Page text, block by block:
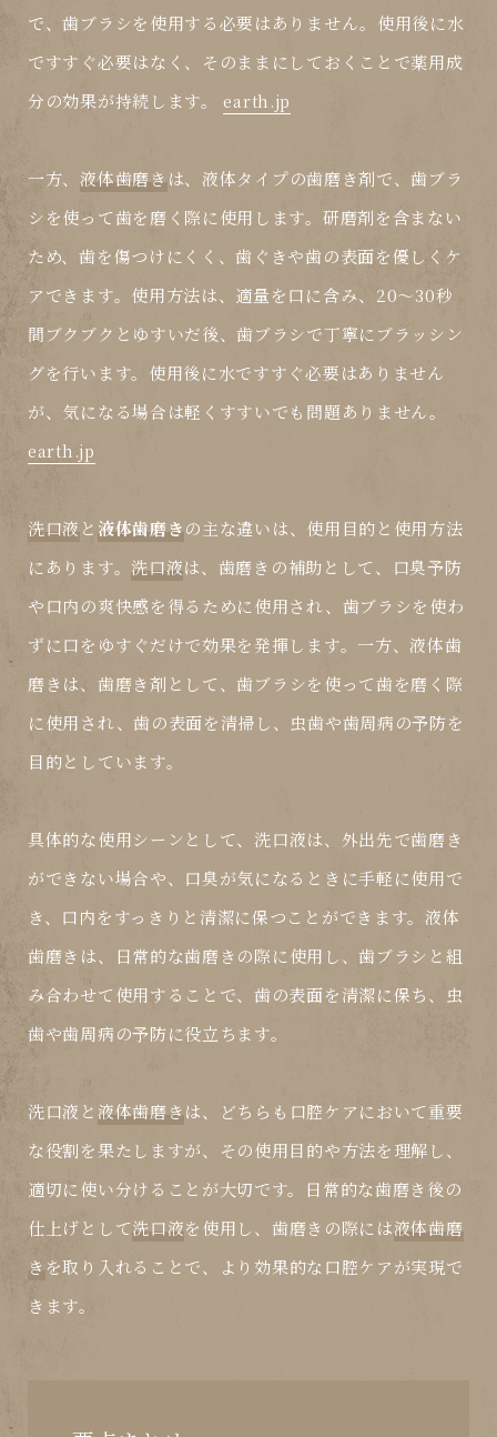
で、歯ブラシを使用する必要はありません。使用後に水
ですすぐ必要はなく、そのままにしておくことで薬用成
分の効果が持続します。 earth.jp
一方、液体歯磨き は、液体タイプの歯磨き剤で、歯ブラ
シを使って歯を磨く際に使用します。研磨剤を含まない
ため、歯を傷つけにくく、歯ぐきや歯の表面を優しくケ
アできます。使用方法は、適量を口に含み、20～30秒
間ブクブクとゆすいだ後、歯ブラシで丁寧にブラッシン
グを行います。使用後に水ですすぐ必要はありません
が、気になる場合は軽くすすいでも問題ありません。
earth.jp
洗口液 と液体歯磨きの主な違いは、使用目的と使用方法
にあります。洗口液は、歯磨きの補助として、口臭予防
や口内の爽快感を得るために使用され、歯ブラシを使わ
ずに口をゆすぐだけで効果を発揮します。一方、液体歯
磨きは、歯磨き剤として、歯ブラシを使って歯を磨く際
に使用され、歯の表面を清掃し、虫歯や歯周病の予防を
目的としています。
具体的な使用シーンとして、 洗口液は、外出先で歯磨き
ができない場合や、口臭が気になるときに手軽に使用で
き、口内をすっきりと清潔に保つことができます。液体
歯磨き は、日常的な歯磨きの際に使用し、歯ブラシと組
み合わせて使用することで、歯の表面を清潔に保ち、虫
歯や歯周病の予防に役立ちます。
洗口液 と液体歯磨きは、どちらも口腔ケアにおいて重要
な役割を果たしますが、その使用目的や方法を理解し、
適切に使い分けることが大切です。日常的な歯磨き後の
仕上げとして洗口液を使用し、歯磨きの際には液体歯磨
き を取り入れることで、より効果的な口腔ケアが実現で
きます。